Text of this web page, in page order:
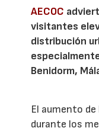
AECOC
visitantes
distribución
Benidorm,
El aumento
durante los